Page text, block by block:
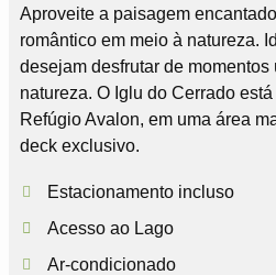
Aproveite a paisagem
romântico em meio à natureza.
desejam desfrutar de momentos
natureza. O Iglu do Cerrado
Refúgio Avalon, em uma área
deck exclusivo.
Estacionamento incluso
Acesso ao Lago
Ar-condicionado